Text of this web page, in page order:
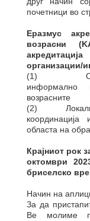
почетници во
Еразмус
возрасни
организации/
(1)
информално
возрасните
(2) Локални и
областа на
Крајниот рок
октомври
бриселско
Начин на
За да
Ве молиме